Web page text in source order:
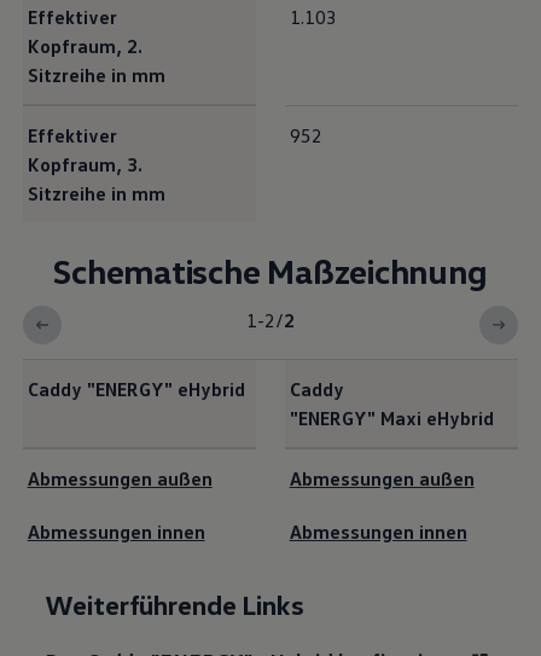
Effektiver
Kopfraum, 2.
Sitzreihe in mm
1.103
Effektiver
Kopfraum, 3.
Sitzreihe in mm
952
Schematische Maßzeichnung
1-2/2
Caddy "ENERGY" eHybrid
Caddy
"ENERGY" Maxi eHybrid
Abmessungen außen
Abmessungen innen
Abmessungen außen
Abmessungen innen
Weiterführende Links